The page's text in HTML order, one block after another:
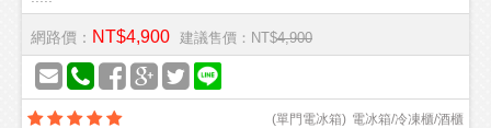
網路價： NT$4,900 建議售價：NT$4,900
電冰箱/冷凍櫃/酒櫃
(單門電冰箱)